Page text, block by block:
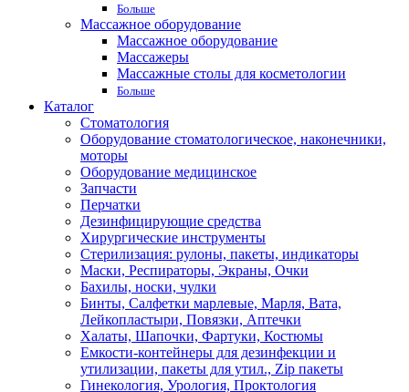
Больше
Массажное оборудование
Массажное оборудование
Массажеры
Массажные столы для косметологии
Больше
Каталог
Стоматология
Оборудование стоматологическое, наконечники,
моторы
Оборудование медицинское
Запчасти
Перчатки
Дезинфицирующие средства
Хирургические инструменты
Стерилизация: рулоны, пакеты, индикаторы
Маски, Респираторы, Экраны, Очки
Бахилы, носки, чулки
Бинты, Салфетки марлевые, Марля, Вата,
Лейкопластыри, Повязки, Аптечки
Халаты, Шапочки, Фартуки, Костюмы
Емкости-контейнеры для дезинфекции и
утилизации, пакеты для утил., Zip пакеты
Гинекология, Урология, Проктология